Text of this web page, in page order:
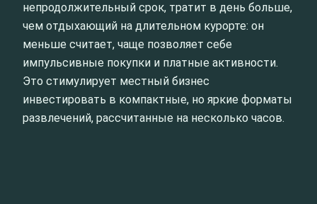
непродолжительный срок, тратит в день больше,
чем отдыхающий на длительном курорте: он
меньше считает, чаще позволяет себе
импульсивные покупки и платные активности.
Это стимулирует местный бизнес
инвестировать в компактные, но яркие форматы
развлечений, рассчитанные на несколько часов.